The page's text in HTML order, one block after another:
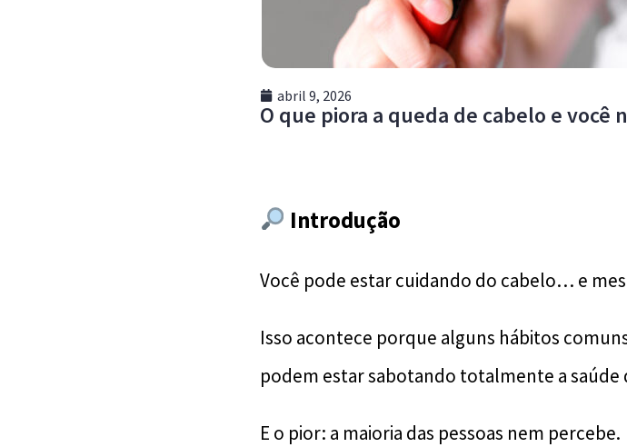
abril 9, 2026
O que piora a queda de cabelo e você
Introdução
Você pode estar cuidando do cabelo… e
Isso acontece porque alguns hábitos
podem estar sabotando totalmente a saúde
E o pior: a maioria das pessoas nem percebe.